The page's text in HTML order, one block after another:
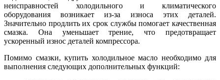
неисправностей холодильного и климатического
оборудования возникает из-за износа этих деталей.
Значительно продлить их срок службы помогает качественная
смазка. Она уменьшает трение, что предотвращает
ускоренный износ деталей компрессора.
Помимо смазки, купить холодильное масло необходимо для
выполнения следующих дополнительных функций: